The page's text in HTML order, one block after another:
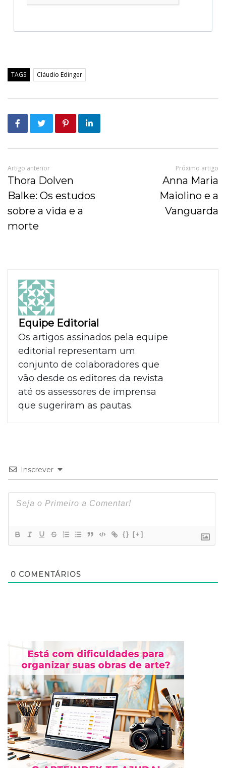
TAGS Cláudio Edinger
Artigo anterior
Thora Dolven
Balke: Os estudos
sobre a vida e a
morte
Próximo artigo
Anna Maria
Maiolino e a
Vanguarda
Equipe Editorial
Os artigos assinados pela equipe
editorial representam um
conjunto de colaboradores que
vão desde os editores da revista
até os assessores de imprensa
que sugeriram as pautas.
Inscrever
{} [+]
0 COMENTÁRIOS